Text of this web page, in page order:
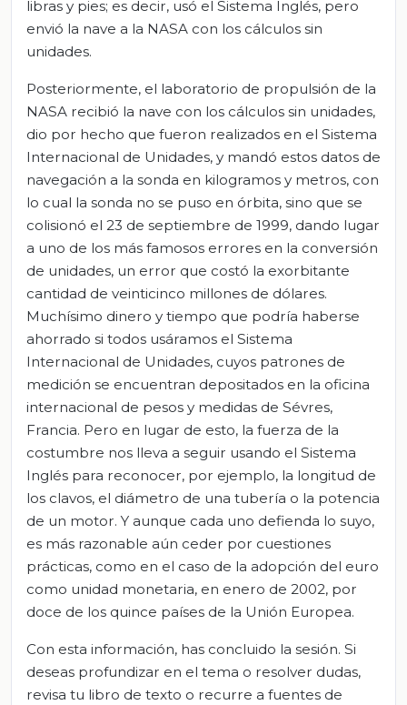
libras y pies; es decir, usó el Sistema Inglés, pero
envió la nave a la NASA con los cálculos sin
unidades.
Posteriormente, el laboratorio de propulsión de la
NASA recibió la nave con los cálculos sin unidades,
dio por hecho que fueron realizados en el Sistema
Internacional de Unidades, y mandó estos datos de
navegación a la sonda en kilogramos y metros, con
lo cual la sonda no se puso en órbita, sino que se
colisionó el 23 de septiembre de 1999, dando lugar
a uno de los más famosos errores en la conversión
de unidades, un error que costó la exorbitante
cantidad de veinticinco millones de dólares.
Muchísimo dinero y tiempo que podría haberse
ahorrado si todos usáramos el Sistema
Internacional de Unidades, cuyos patrones de
medición se encuentran depositados en la oficina
internacional de pesos y medidas de Sévres,
Francia. Pero en lugar de esto, la fuerza de la
costumbre nos lleva a seguir usando el Sistema
Inglés para reconocer, por ejemplo, la longitud de
los clavos, el diámetro de una tubería o la potencia
de un motor. Y aunque cada uno defienda lo suyo,
es más razonable aún ceder por cuestiones
prácticas, como en el caso de la adopción del euro
como unidad monetaria, en enero de 2002, por
doce de los quince países de la Unión Europea.
Con esta información, has concluido la sesión. Si
deseas profundizar en el tema o resolver dudas,
revisa tu libro de texto o recurre a fuentes de